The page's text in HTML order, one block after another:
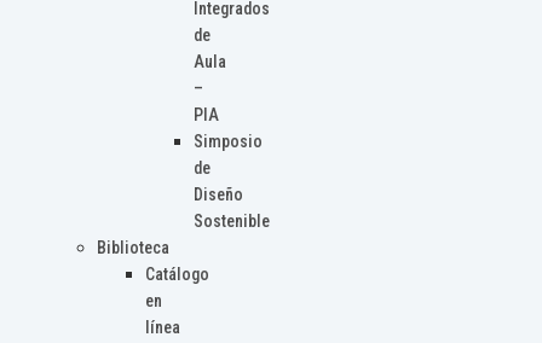
Integrados
de
Aula
–
PIA
Simposio
de
Diseño
Sostenible
Biblioteca
Catálogo
en
línea